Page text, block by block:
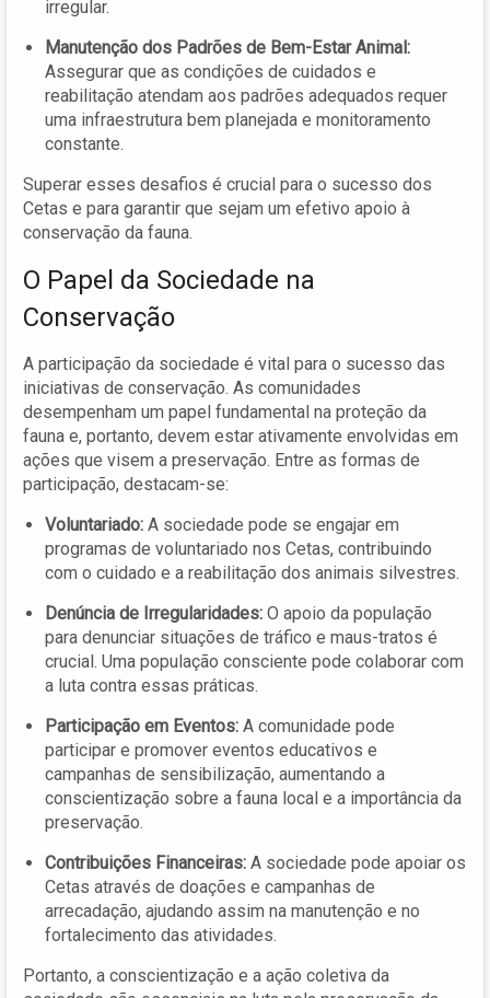
irregular.
Manutenção dos Padrões de Bem-Estar Animal:
Assegurar que as condições de cuidados e
reabilitação atendam aos padrões adequados requer
uma infraestrutura bem planejada e monitoramento
constante.
Superar esses desafios é crucial para o sucesso dos
Cetas e para garantir que sejam um efetivo apoio à
conservação da fauna.
O Papel da Sociedade na
Conservação
A participação da sociedade é vital para o sucesso das
iniciativas de conservação. As comunidades
desempenham um papel fundamental na proteção da
fauna e, portanto, devem estar ativamente envolvidas em
ações que visem a preservação. Entre as formas de
participação, destacam-se:
Voluntariado: A sociedade pode se engajar em
programas de voluntariado nos Cetas, contribuindo
com o cuidado e a reabilitação dos animais silvestres.
Denúncia de Irregularidades: O apoio da população
para denunciar situações de tráfico e maus-tratos é
crucial. Uma população consciente pode colaborar com
a luta contra essas práticas.
Participação em Eventos: A comunidade pode
participar e promover eventos educativos e
campanhas de sensibilização, aumentando a
conscientização sobre a fauna local e a importância da
preservação.
Contribuições Financeiras: A sociedade pode apoiar os
Cetas através de doações e campanhas de
arrecadação, ajudando assim na manutenção e no
fortalecimento das atividades.
Portanto, a conscientização e a ação coletiva da